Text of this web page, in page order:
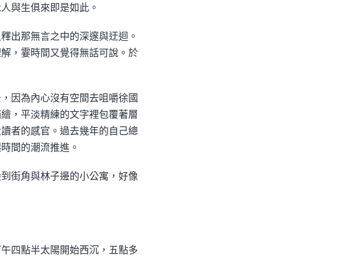
與生俱來即是如此。
出那無言之中的深邃與迂迴。
，霎時間又覺得無話可說。於
因為內心沒有空間去咀嚼徐國
，平淡精練的文字裡包覆著層
者的感官。過去幾年的自己總
間的潮流推進。
街角與林子邊的小公寓，好像
四點半太陽開始西沉，五點多